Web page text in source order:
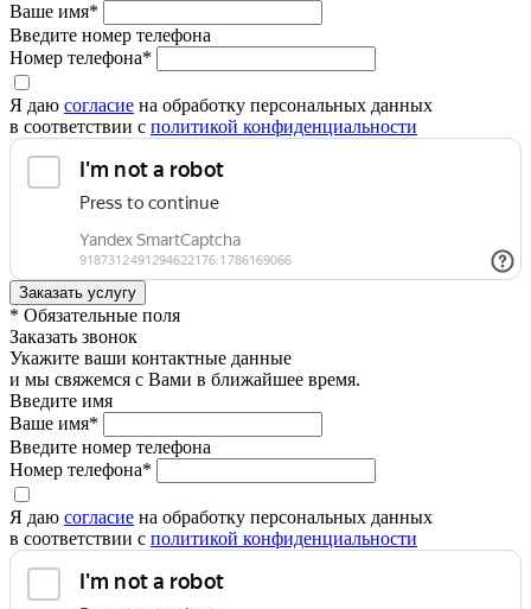
Ваше имя*
Введите номер телефона
Номер телефона*
Я даю согласие на обработку персональных данных
в соответствии с политикой конфиденциальности
* Обязательные поля
Заказать звонок
Укажите ваши контактные данные
и мы свяжемся с Вами в ближайшее время.
Введите имя
Ваше имя*
Введите номер телефона
Номер телефона*
Я даю согласие на обработку персональных данных
в соответствии с политикой конфиденциальности